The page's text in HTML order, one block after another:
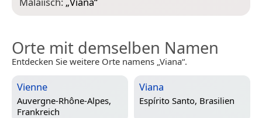
Orte mit demselben Namen
Entdecken Sie weitere Orte namens „Viana“.
Vienne
Auvergne-Rhône-Alpes,
Frankreich
Viana
Espírito Santo, Brasilien